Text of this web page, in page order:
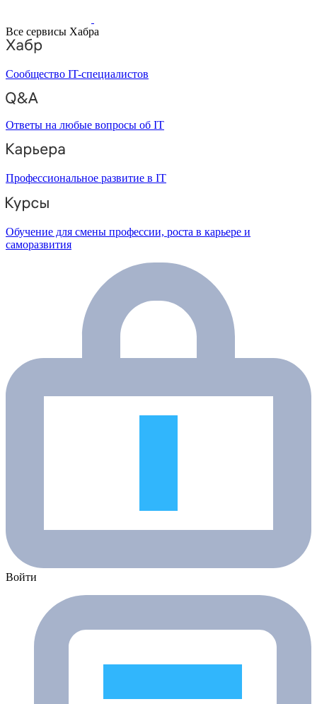
Все сервисы Хабра
Сообщество IT-специалистов
Ответы на любые вопросы об IT
Профессиональное развитие в IT
Обучение для смены профессии, роста в карьере и
саморазвития
Войти